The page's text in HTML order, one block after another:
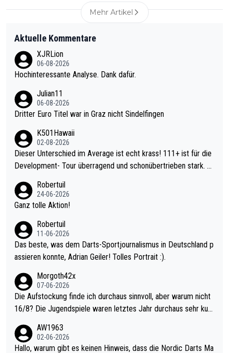
Mehr Artikel
Aktuelle Kommentare
XJRLion
06-08-2026
Hochinteressante Analyse. Dank dafür.
Julian11
06-08-2026
Dritter Euro Titel war in Graz nicht Sindelfingen
K501Hawaii
02-08-2026
Dieser Unterschied im Average ist echt krass! 111+ ist für die
Development- Tour überragend und schonübertrieben stark. U
mal 40+ erst recht. Da gewinnst keinen Blumentopf - ist ja noc
h krasser wie ein Pokalspiel eines Kreisligisten vs einem Bund
Robertuil
24-06-2026
Ganz tolle Aktion!
Robertuil
11-06-2026
Das beste, was dem Darts-Sportjournalismus in Deutschland p
assieren konnte, Adrian Geiler! Tolles Portrait :).
Morgoth42x
07-06-2026
Die Aufstockung finde ich durchaus sinnvoll, aber warum nicht
16/8? Die Jugendspiele waren letztes Jahr durchaus sehr kurz
Allerdings ist Mitchell Lawrie als Nummer 1 der Welt eh qualifi
ziert. Somit ändert die automatische Qualifikation des Weltmei
AW1963
02-06-2026
Hallo, warum gibt es keinen Hinweis, dass die Nordic Darts Ma